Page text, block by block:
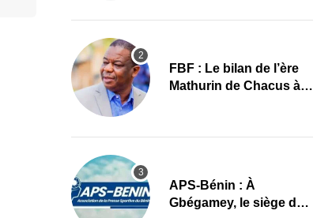
FBF : Le bilan de l’ère
Mathurin de Chacus à
APS-Bénin : À
Gbégamey, le siège de